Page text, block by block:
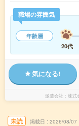
職場の雰囲気
年齢層
20代
気になる!
派遣会社 株式
未読 掲載日 2026/08/07